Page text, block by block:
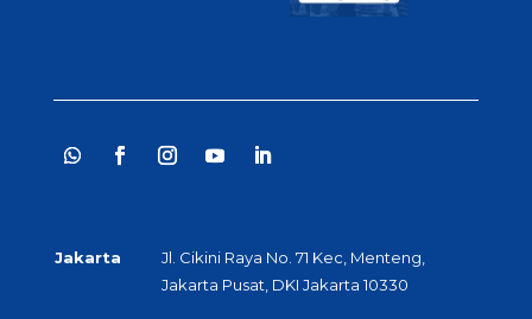
Jakarta
Jl. Cikini Raya No. 71 Kec, Menteng,
Jakarta Pusat, DKI Jakarta 10330